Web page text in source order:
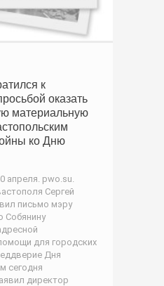
к
оказать
материальную
ко Дню
апреля. pwo.su.
Сергей
письмо мэру
Собянину
для городских
Дня
сегодня
директор